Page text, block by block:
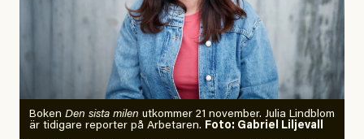
Boken Den sista milen utkommer 21 november. Julia Lindblom
är tidigare reporter på Arbetaren. Foto: Gabriel Liljevall